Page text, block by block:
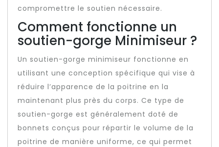
compromettre le soutien nécessaire.
Comment fonctionne un
soutien-gorge Minimiseur ?
Un soutien-gorge minimiseur fonctionne en
utilisant une conception spécifique qui vise à
réduire l’apparence de la poitrine en la
maintenant plus près du corps. Ce type de
soutien-gorge est généralement doté de
bonnets conçus pour répartir le volume de la
poitrine de manière uniforme, ce qui permet